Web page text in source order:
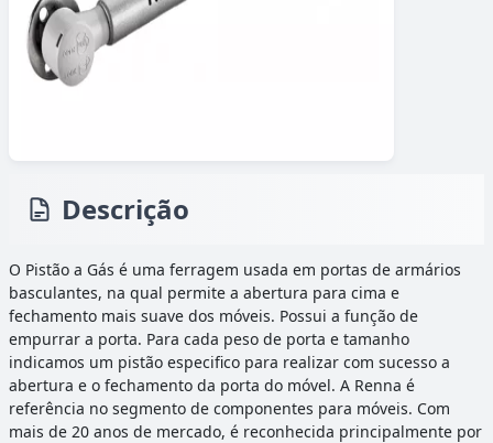
Descrição
O Pistão a Gás é uma ferragem usada em portas de armários
basculantes, na qual permite a abertura para cima e
fechamento mais suave dos móveis. Possui a função de
empurrar a porta. Para cada peso de porta e tamanho
indicamos um pistão especifico para realizar com sucesso a
abertura e o fechamento da porta do móvel. A Renna é
referência no segmento de componentes para móveis. Com
mais de 20 anos de mercado, é reconhecida principalmente por